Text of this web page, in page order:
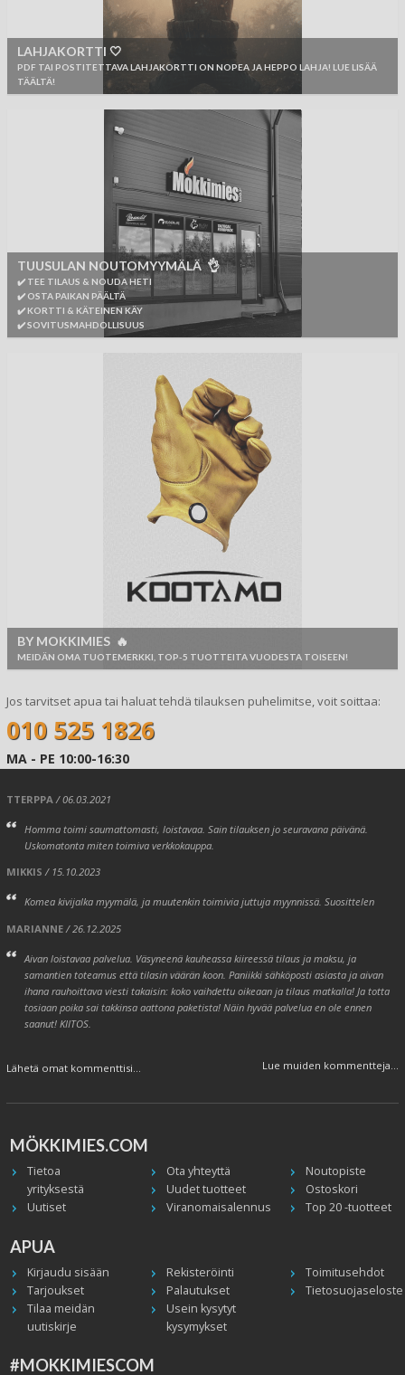
LAHJAKORTTI 🤍
PDF TAI POSTITETTAVA LAHJAKORTTI ON NOPEA JA HEPPO LAHJA! LUE LISÄÄ
TÄÄLTÄ!
TUUSULAN NOUTOMYYMÄLÄ 👌
✔️ TEE TILAUS & NOUDA HETI
✔️ OSTA PAIKAN PÄÄLTÄ
✔️ KORTTI & KÄTEINEN KÄY
✔️ SOVITUSMAHDOLLISUUS
BY MOKKIMIES 🔥
MEIDÄN OMA TUOTEMERKKI, TOP-5 TUOTTEITA VUODESTA TOISEEN!
Jos tarvitset apua tai haluat tehdä tilauksen puhelimitse, voit soittaa:
010 525 1826
MA - PE 10:00-16:30
TTERPPA/ 06.03.2021
Homma toimi saumattomasti, loistavaa. Sain tilauksen jo seuravana päivänä.
Uskomatonta miten toimiva verkkokauppa.
MIKKIS / 15.10.2023
Komea kivijalka myymälä, ja muutenkin toimivia juttuja myynnissä. Suosittelen
MARIANNE / 26.12.2025
Aivan loistavaa palvelua. Väsyneenä kauheassa kiireessä tilaus ja maksu, ja
samantien toteamus että tilasin väärän koon. Paniikki sähköposti asiasta ja aivan
ihana rauhoittava viesti takaisin: koko vaihdettu oikeaan ja tilaus matkalla! Ja totta
tosiaan poika sai takkinsa aattona paketista! Näin hyvää palvelua en ole ennen
saanut! KIITOS.
Lähetä omat kommenttisi... Lue muiden kommentteja...
MÖKKIMIES.COM
Tietoa
yrityksestä
Ota yhteyttä
Noutopiste
Uudet tuotteet
Ostoskori
Uutiset
Viranomaisalennus Top 20 -tuotteet
APUA
Kirjaudu sisään Rekisteröinti
Toimitusehdot
Tarjoukset
Palautukset
Tietosuojaseloste
Tilaa meidän
uutiskirje
Usein kysytyt
kysymykset
#MOKKIMIESCOM